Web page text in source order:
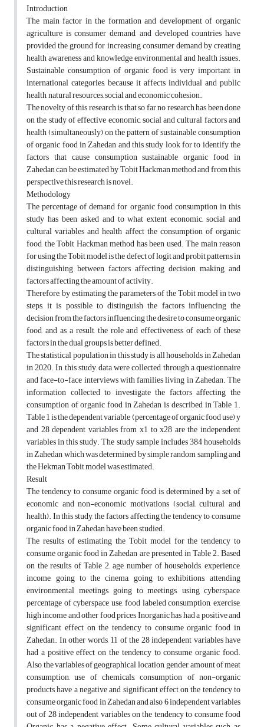
Introduction
The main factor in the formation and development of organic
agriculture is consumer demand, and developed countries have
provided the ground for increasing consumer demand by creating
health awareness and knowledge, environmental and health issues.
Sustainable consumption of organic food is very important in
international categories, because it affects individual and public
health, natural resources, social and economic cohesion.
The novelty of this research is that so far no research has been done
on the study of effective economic, social and cultural factors and
health (simultaneously) on the pattern of sustainable consumption
of organic food in Zahedan and this study look for to identify the
factors that cause consumption sustainable organic food in
Zahedan can be estimated by Tobit Hackman method and from this
perspective this research is novel.
Methodology
The percentage of demand for organic food consumption in this
study has been asked and to what extent economic, social and
cultural variables and health affect the consumption of organic
food, the Tobit Hackman method has been used. The main reason
for using the Tobit model is the defect of logit and probit patterns in
distinguishing between factors affecting decision making and
factors affecting the amount of activity.
Therefore, by estimating the parameters of the Tobit model in two
steps, it is possible to distinguish the factors influencing the
decision from the factors influencing the desire to consume organic
food, and as a result, the role and effectiveness of each of these
factors in the dual groups is better defined.
The statistical population in this study is all households in Zahedan
in 2020. In this study, data were collected through a questionnaire
and face-to-face interviews with families living in Zahedan. The
information collected to investigate the factors affecting the
consumption of organic food in Zahedan is described in Table 1.
Table 1 is the dependent variable (percentage of organic food use) y
and 28 dependent variables from x1 to x28 are the independent
variables in this study. The study sample includes 384 households
in Zahedan which was determined by simple random sampling and
the Hekman Tobit model was estimated.
Result
The tendency to consume organic food is determined by a set of
economic and non-economic motivations (social, cultural and
health). In this study, the factors affecting the tendency to consume
organic food in Zahedan have been studied.
The results of estimating the Tobit model for the tendency to
consume organic food in Zahedan are presented in Table 2. Based
on the results of Table 2, age, number of households, experience,
income, going to the cinema, going to exhibitions, attending
environmental meetings, going to meetings, using cyberspace,
percentage of cyberspace use, food labeled consumption, exercise,
high income and other food prices Inorganic has had a positive and
significant effect on the tendency to consume organic food in
Zahedan. In other words, 11 of the 28 independent variables have
had a positive effect on the tendency to consume organic food.
Also, the variables of geographical location, gender, amount of meat
consumption, use of chemicals, consumption of non-organic
products have a negative and significant effect on the tendency to
consume organic food in Zahedan and also 6 independent variables
out of 28 independent variables on the tendency to consume food